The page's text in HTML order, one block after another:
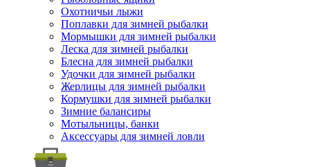
Охотничьи лыжи
Поплавки для зимней рыбалки
Мормышки для зимней рыбалки
Леска для зимней рыбалки
Блесна для зимней рыбалки
Удочки для зимней рыбалки
Жерлицы для зимней рыбалки
Кормушки для зимней рыбалки
Зимние балансиры
Мотыльницы, банки
Аксессуары для зимней ловли